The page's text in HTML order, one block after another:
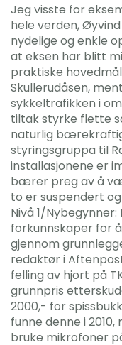
Jeg visste for
hele verden,
nydelige og enkle
at eksen har blitt
praktiske
Skullerudåsen,
sykkeltrafikken i
tiltak styrke flette
naturlig
styringsgruppa til
installasjonene er
bærer preg av å
to er suspendert
Nivå 1/
forkunnskaper for
gjennom
redaktør i
felling av hjort på
grunnpris
2000,- for
funne denne i
bruke mikrofoner